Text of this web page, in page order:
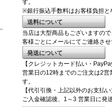
す。
※銀行振込手数料はお客様負担と
送料について
当店は大型商品もございますの
客様ごとにメールにてご連絡さ
発送について
【クレジットカード払い・
営業日の12時までのご注文は2営
す。
【代引引換・上記以外のお支払
ご入金確認後、1～3 営業日に発